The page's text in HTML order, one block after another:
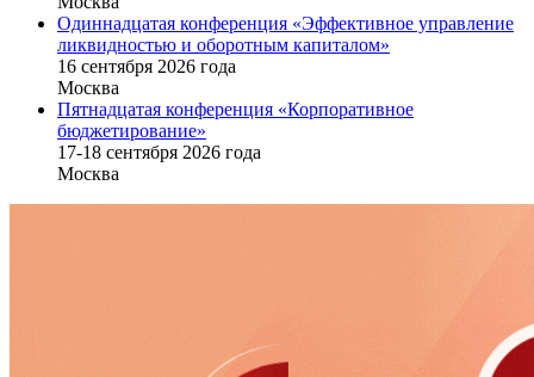
Одиннадцатая конференция «Эффективное управление
ликвидностью и оборотным капиталом»
16 cентября 2026 года
Москва
Пятнадцатая конференция «Корпоративное
бюджетирование»
17-18 сентября 2026 года
Москва